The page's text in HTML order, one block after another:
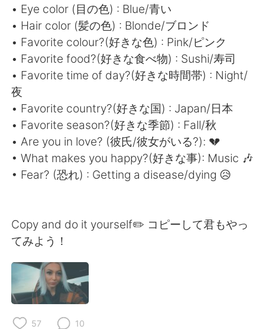
العربية Français
Deutsch 日本語
한국어 Русский
Italiano Tiếng Việt
Português
• Eye color (目の色) : Blue/青い
• Hair color (髪の色) : Blonde/ブロンド
• Favorite colour?(好きな色) : Pink/ピンク
• Favorite food?(好きな食べ物) : Sushi/寿司
• Favorite time of day?(好きな時間帯) : Night/
夜
• Favorite country?(好きな国) : Japan/日本
• Favorite season?(好きな季節) : Fall/秋
• Are you in love? (彼氏/彼女がいる?): 💔
• What makes you happy?(好きな事): Music 🎶
• Fear? (恐れ) : Getting a disease/dying 😥
Copy and do it yourself✏️ コピーして君もやっ
てみよう！
57 10